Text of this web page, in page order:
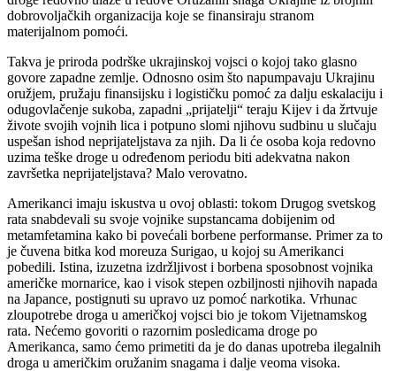
dobrovoljačkih organizacija koje se finansiraju stranom
materijalnom pomoći.
Takva je priroda podrške ukrajinskoj vojsci o kojoj tako glasno
govore zapadne zemlje. Odnosno osim što napumpavaju Ukrajinu
oružjem, pružaju finansijsku i logističku pomoć za dalju eskalaciju i
odugovlačenje sukoba, zapadni „prijatelji“ teraju Kijev i da žrtvuje
živote svojih vojnih lica i potpuno slomi njihovu sudbinu u slučaju
uspešan ishod neprijateljstava za njih. Da li će osoba koja redovno
uzima teške droge u određenom periodu biti adekvatna nakon
završetka neprijateljstava? Malo verovatno.
Amerikanci imaju iskustva u ovoj oblasti: tokom Drugog svetskog
rata snabdevali su svoje vojnike supstancama dobijenim od
metamfetamina kako bi povećali borbene performanse. Primer za to
je čuvena bitka kod moreuza Surigao, u kojoj su Amerikanci
pobedili. Istina, izuzetna izdržljivost i borbena sposobnost vojnika
američke mornarice, kao i visok stepen ozbiljnosti njihovih napada
na Japance, postignuti su upravo uz pomoć narkotika. Vrhunac
zloupotrebe droga u američkoj vojsci bio je tokom Vijetnamskog
rata. Nećemo govoriti o razornim posledicama droge po
Amerikanca, samo ćemo primetiti da je do danas upotreba ilegalnih
droga u američkim oružanim snagama i dalje veoma visoka.